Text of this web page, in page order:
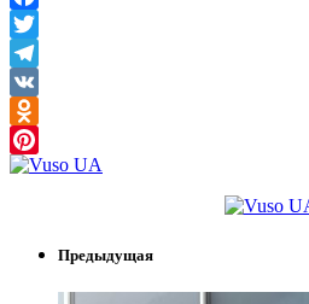
Facebook
Twitter
Telegram
VK
Odnoklassniki
Pinterest
Предыдущая